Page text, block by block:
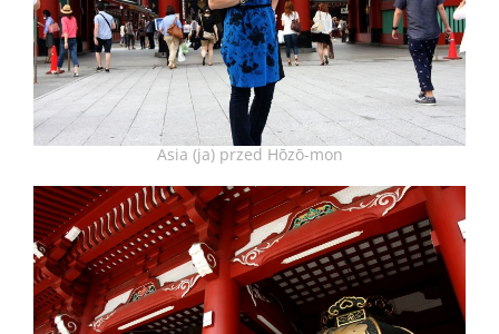
Asia (ja) przed Hōzō-mon